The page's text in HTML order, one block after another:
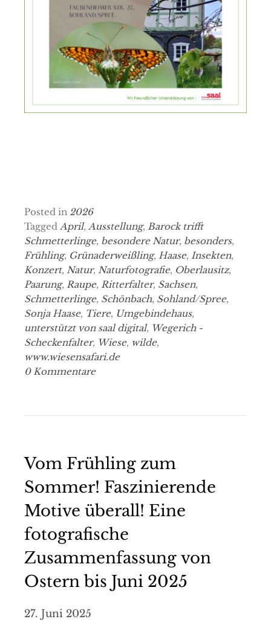
Posted in 2026
Tagged April, Ausstellung, Barock trifft
Schmetterlinge, besondere Natur, besonders,
Frühling, Grünaderweißling, Haase, Insekten,
Konzert, Natur, Naturfotografie, Oberlausitz,
Paarung, Raupe, Ritterfalter, Sachsen,
Schmetterlinge, Schönbach, Sohland/Spree,
Sonja Haase, Tiere, Umgebindehaus,
unterstützt von saal digital, Wegerich -
Scheckenfalter, Wiese, wilde,
www.wiesensafari.de
0 Kommentare
Vom Frühling zum
Sommer! Faszinierende
Motive überall! Eine
fotografische
Zusammenfassung von
Ostern bis Juni 2025
27. Juni 2025